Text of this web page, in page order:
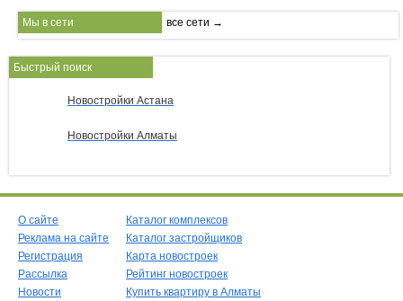
Мы в сети все сети →
Быстрый поиск
Новостройки Астана
Новостройки Алматы
О сайте
Реклама на сайте
Регистрация
Рассылка
Новости
Каталог комплексов
Каталог застройщиков
Карта новостроек
Рейтинг новостроек
Купить квартиру в Алматы